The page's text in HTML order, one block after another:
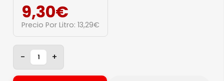
9,30€
Precio Por Litro: 13,29€
- +